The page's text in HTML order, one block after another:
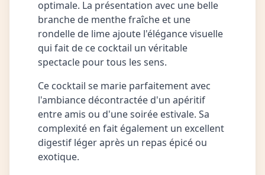
optimale. La présentation avec une belle
branche de menthe fraîche et une
rondelle de lime ajoute l'élégance visuelle
qui fait de ce cocktail un véritable
spectacle pour tous les sens.
Ce cocktail se marie parfaitement avec
l'ambiance décontractée d'un apéritif
entre amis ou d'une soirée estivale. Sa
complexité en fait également un excellent
digestif léger après un repas épicé ou
exotique.